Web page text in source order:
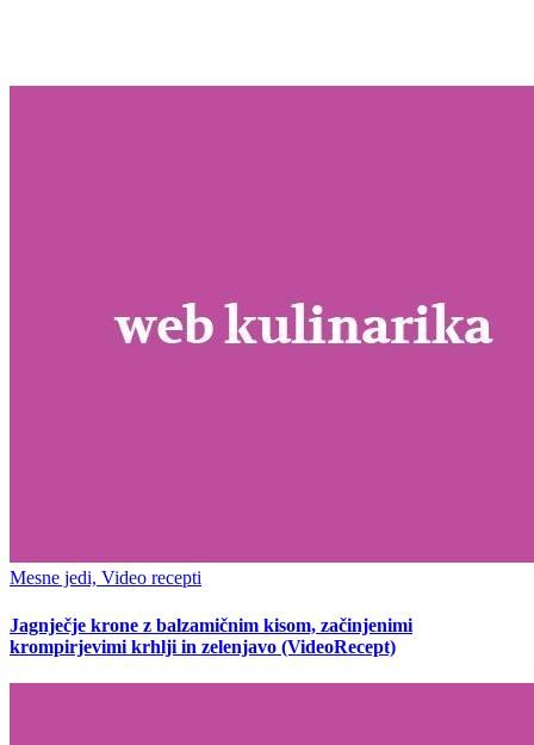
Mesne jedi, Video recepti
Jagnječje krone z balzamičnim kisom, začinjenimi
krompirjevimi krhlji in zelenjavo (VideoRecept)